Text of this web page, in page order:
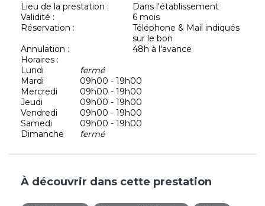
Lieu de la prestation :
Dans l'établissement
Validité :
6 mois
Réservation :
Téléphone & Mail indiqués
sur le bon
Annulation :
48h à l'avance
Horaires :
Lundi
fermé
Mardi
09h00 - 19h00
Mercredi
09h00 - 19h00
Jeudi
09h00 - 19h00
Vendredi
09h00 - 19h00
Samedi
09h00 - 19h00
Dimanche
fermé
À découvrir dans cette prestation